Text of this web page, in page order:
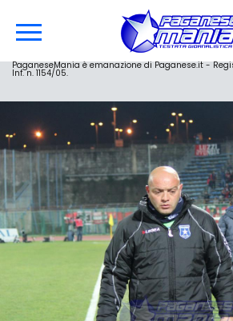
PaganeseMania è emanazione di Paganese.it -
Inf. n. 1154/05.